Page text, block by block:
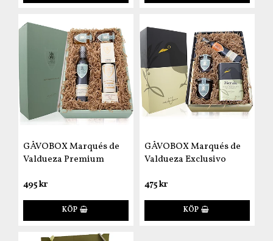
GÅVOBOX Marqués de
Valdueza Premium
495 kr
KÖP
GÅVOBOX Marqués de
Valdueza Exclusivo
475 kr
KÖP